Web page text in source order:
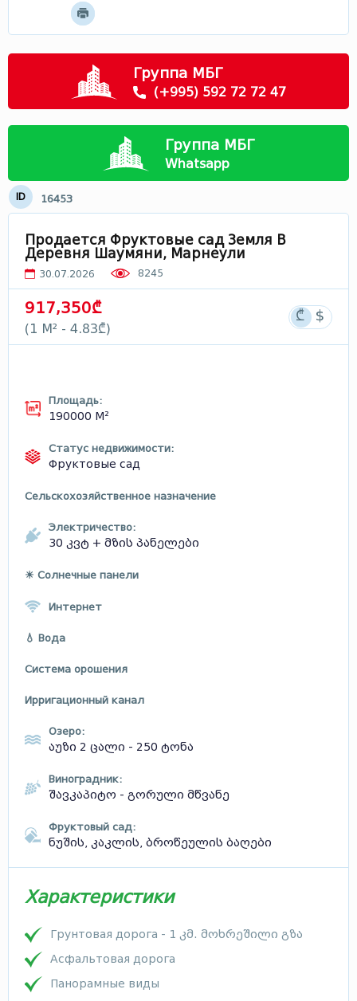
Мцхета - Мтианети
Самцхе - Джавахети
Лечхуми
Группа МБГ
(+995) 592 72 72 47
Группа МБГ
Whatsapp
ID 16453
Продается Фруктовые сад Земля В
Деревня Шаумяни, Марнеули
30.07.2026 8245
917,350₾
(1 М² - 4.83₾)
Площадь:
190000 М²
Статус недвижимости:
Фруктовые сад
Сельскохозяйственное назначение
Электричество:
30 კვტ + მზის პანელები
☀ Солнечные панели
Интернет
💧 Вода
Система орошения
Ирригационный канал
Озеро:
აუზი 2 ცალი - 250 ტონა
Виноградник:
შავკაპიტო - გორული მწვანე
Фруктовый сад:
ნუშის, კაკლის, ბროწეულის ბაღები
Характеристики
Грунтовая дорога - 1 კმ. მოხრეშილი გზა
Асфальтовая дорога
Панорамные виды